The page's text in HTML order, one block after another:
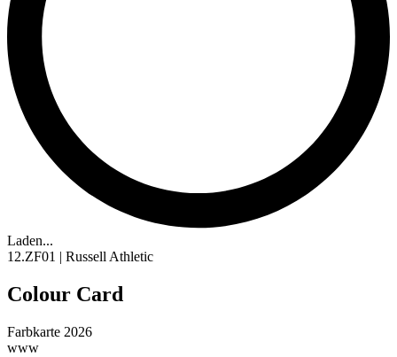
Laden...
12.ZF01 | Russell Athletic
Colour Card
Farbkarte 2026
www